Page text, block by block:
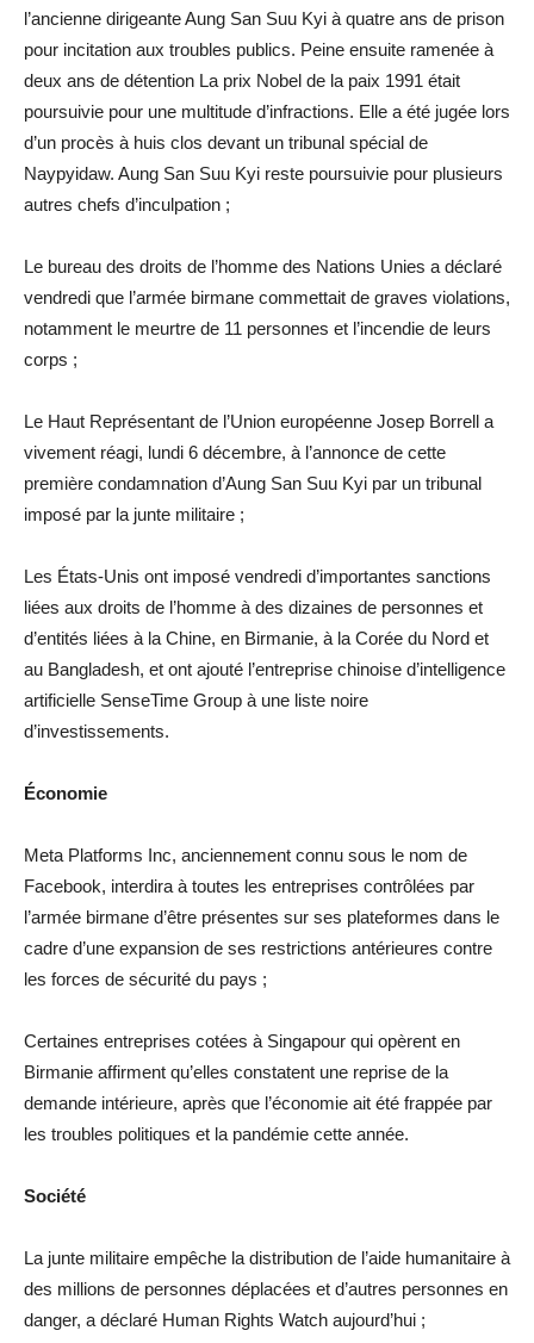
l’ancienne dirigeante Aung San Suu Kyi à quatre ans de prison
pour incitation aux troubles publics. Peine ensuite ramenée à
deux ans de détention La prix Nobel de la paix 1991 était
poursuivie pour une multitude d’infractions. Elle a été jugée lors
d’un procès à huis clos devant un tribunal spécial de
Naypyidaw. Aung San Suu Kyi reste poursuivie pour plusieurs
autres chefs d’inculpation ;
Le bureau des droits de l’homme des Nations Unies a déclaré
vendredi que l’armée birmane commettait de graves violations,
notamment le meurtre de 11 personnes et l’incendie de leurs
corps ;
Le Haut Représentant de l’Union européenne Josep Borrell a
vivement réagi, lundi 6 décembre, à l’annonce de cette
première condamnation d’Aung San Suu Kyi par un tribunal
imposé par la junte militaire ;
Les États-Unis ont imposé vendredi d’importantes sanctions
liées aux droits de l’homme à des dizaines de personnes et
d’entités liées à la Chine, en Birmanie, à la Corée du Nord et
au Bangladesh, et ont ajouté l’entreprise chinoise d’intelligence
artificielle SenseTime Group à une liste noire
d’investissements.
Économie
Meta Platforms Inc, anciennement connu sous le nom de
Facebook, interdira à toutes les entreprises contrôlées par
l’armée birmane d’être présentes sur ses plateformes dans le
cadre d’une expansion de ses restrictions antérieures contre
les forces de sécurité du pays ;
Certaines entreprises cotées à Singapour qui opèrent en
Birmanie affirment qu’elles constatent une reprise de la
demande intérieure, après que l’économie ait été frappée par
les troubles politiques et la pandémie cette année.
Société
La junte militaire empêche la distribution de l’aide humanitaire à
des millions de personnes déplacées et d’autres personnes en
danger, a déclaré Human Rights Watch aujourd’hui ;